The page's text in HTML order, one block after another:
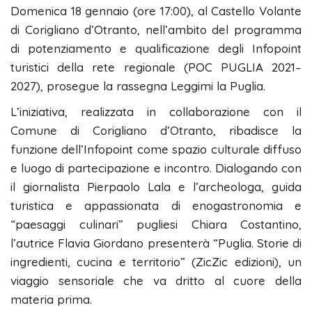
Domenica 18 gennaio (ore 17:00), al Castello Volante
di Corigliano d’Otranto, nell’ambito del programma
di potenziamento e qualificazione degli Infopoint
turistici della rete regionale (POC PUGLIA 2021–
2027), prosegue la rassegna Leggimi la Puglia.
L’iniziativa, realizzata in collaborazione con il
Comune di Corigliano d’Otranto, ribadisce la
funzione dell’Infopoint come spazio culturale diffuso
e luogo di partecipazione e incontro. Dialogando con
il giornalista Pierpaolo Lala e l’archeologa, guida
turistica e appassionata di enogastronomia e
“paesaggi culinari” pugliesi Chiara Costantino,
l’autrice Flavia Giordano presenterà “Puglia. Storie di
ingredienti, cucina e territorio” (ZicZic edizioni), un
viaggio sensoriale che va dritto al cuore della
materia prima.